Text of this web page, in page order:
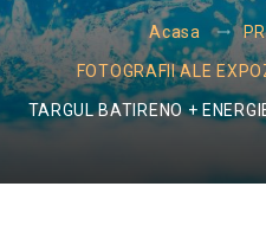
Acasa
FOTOGRAFII ALE
TARGUL BATIRENO +